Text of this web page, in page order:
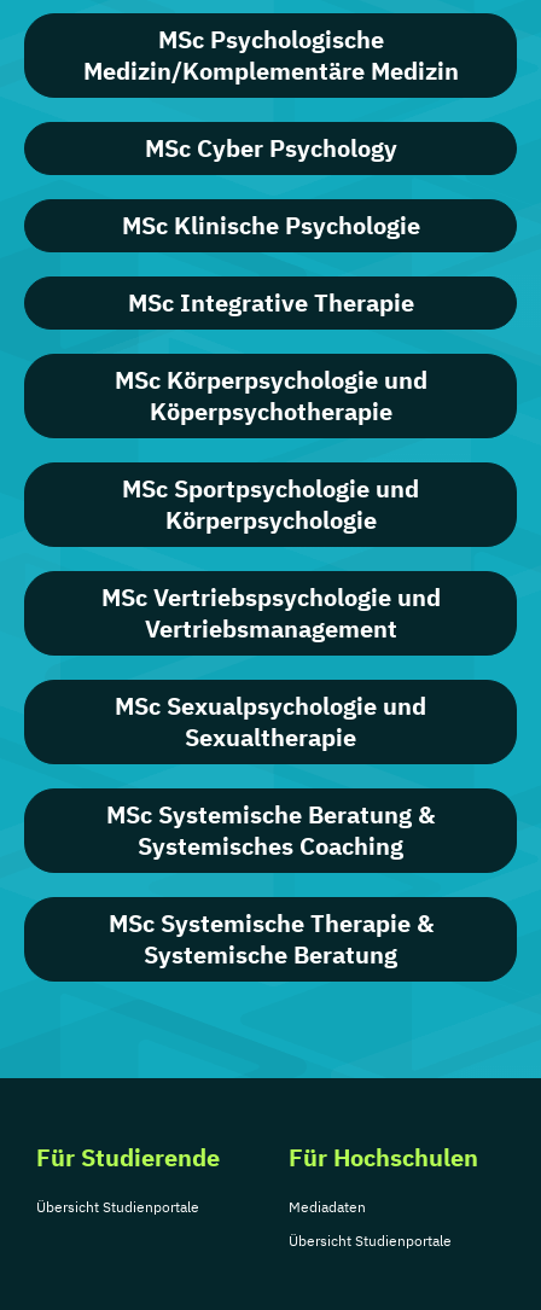
MSc Psychologische
Medizin/Komplementäre Medizin
MSc Cyber Psychology
MSc Klinische Psychologie
MSc Integrative Therapie
MSc Körperpsychologie und
Köperpsychotherapie
MSc Sportpsychologie und
Körperpsychologie
MSc Vertriebspsychologie und
Vertriebsmanagement
MSc Sexualpsychologie und
Sexualtherapie
MSc Systemische Beratung &
Systemisches Coaching
MSc Systemische Therapie &
Systemische Beratung
Für Studierende
Übersicht Studienportale
Für Hochschulen
Mediadaten
Übersicht Studienportale